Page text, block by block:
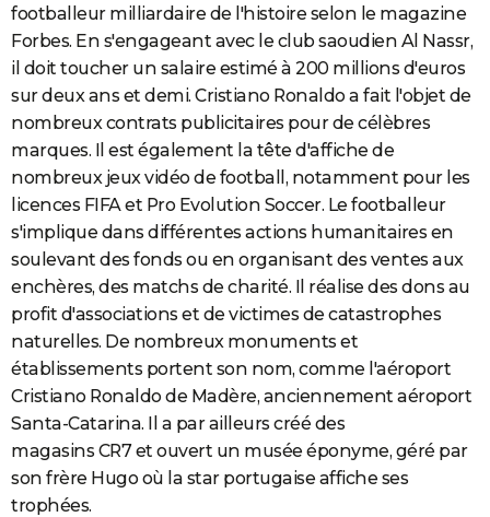
footballeur milliardaire de l'histoire selon le magazine
Forbes. En s'engageant avec le club saoudien Al Nassr,
il doit toucher un salaire estimé à 200 millions d'euros
sur deux ans et demi. Cristiano Ronaldo a fait l'objet de
nombreux contrats publicitaires pour de célèbres
marques. Il est également la tête d'affiche de
nombreux jeux vidéo de football, notamment pour les
licences FIFA et Pro Evolution Soccer. Le footballeur
s'implique dans différentes actions humanitaires en
soulevant des fonds ou en organisant des ventes aux
enchères, des matchs de charité. Il réalise des dons au
profit d'associations et de victimes de catastrophes
naturelles. De nombreux monuments et
établissements portent son nom, comme l'aéroport
Cristiano Ronaldo de Madère, anciennement aéroport
Santa-Catarina. Il a par ailleurs créé des
magasins CR7 et ouvert un musée éponyme, géré par
son frère Hugo où la star portugaise affiche ses
trophées.